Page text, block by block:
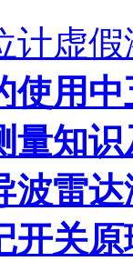
计虚
使用
量知
波雷
开关